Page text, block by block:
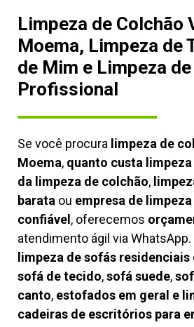
Limpeza de Colchão
Moema, Limpeza de
de Mim e Limpeza
Profissional
Se você procura limpeza de
Moema, quanto custa
da limpeza de colchão,
barata ou empresa de
confiável, oferecemos
atendimento ágil via
limpeza desofás residenciais
sofá de tecido,sofá suede,
canto, estofados em geral e
cadeiras de escritórios para